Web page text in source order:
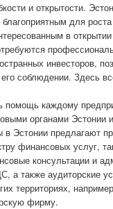
и открытости.
для
в
инвесторов,
соблюдении. Здесь
помощь каждому
органами Эстонии
в Эстонии предлагают
финансовых услуг,
консультации и
а также аудиторские
территориях,
фирму.